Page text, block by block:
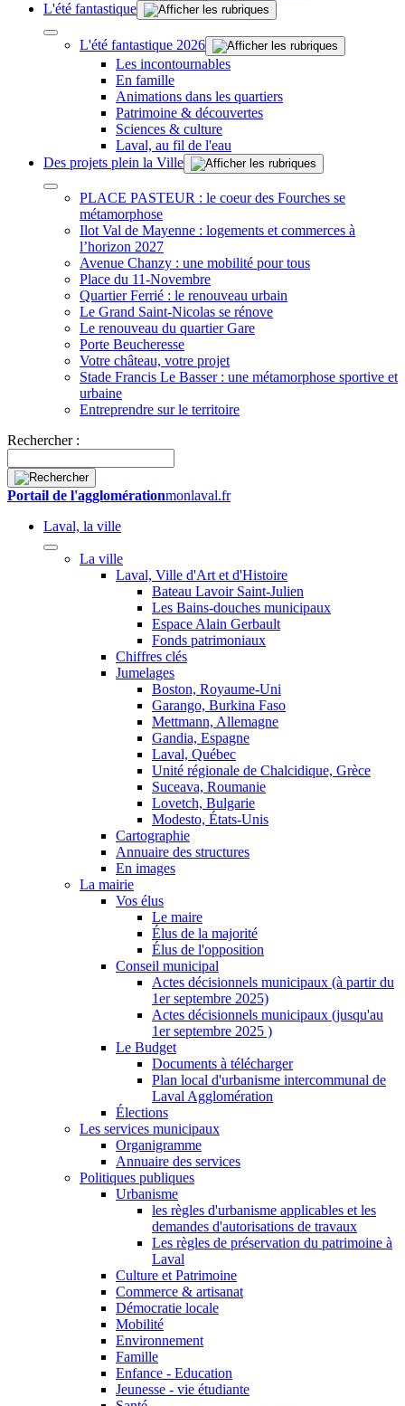
L'été fantastique
L'été fantastique 2026
Les incontournables
En famille
Animations dans les quartiers
Patrimoine & découvertes
Sciences & culture
Laval, au fil de l'eau
Des projets plein la Ville
PLACE PASTEUR : le coeur des Fourches se
métamorphose
Ilot Val de Mayenne : logements et commerces à
l’horizon 2027
Avenue Chanzy : une mobilité pour tous
Place du 11-Novembre
Quartier Ferrié : le renouveau urbain
Le Grand Saint-Nicolas se rénove
Le renouveau du quartier Gare
Porte Beucheresse
Votre château, votre projet
Stade Francis Le Basser : une métamorphose sportive et
urbaine
Entreprendre sur le territoire
Rechercher :
Portail de l'agglomérationmonlaval.fr
Laval, la ville
La ville
Laval, Ville d'Art et d'Histoire
Bateau Lavoir Saint-Julien
Les Bains-douches municipaux
Espace Alain Gerbault
Fonds patrimoniaux
Chiffres clés
Jumelages
Boston, Royaume-Uni
Garango, Burkina Faso
Mettmann, Allemagne
Gandia, Espagne
Laval, Québec
Unité régionale de Chalcidique, Grèce
Suceava, Roumanie
Lovetch, Bulgarie
Modesto, États-Unis
Cartographie
Annuaire des structures
En images
La mairie
Vos élus
Le maire
Élus de la majorité
Élus de l'opposition
Conseil municipal
Actes décisionnels municipaux (à partir du
1er septembre 2025)
Actes décisionnels municipaux (jusqu'au
1er septembre 2025 )
Le Budget
Documents à télécharger
Plan local d'urbanisme intercommunal de
Laval Agglomération
Élections
Les services municipaux
Organigramme
Annuaire des services
Politiques publiques
Urbanisme
les règles d'urbanisme applicables et les
demandes d'autorisations de travaux
Les règles de préservation du patrimoine à
Laval
Culture et Patrimoine
Commerce & artisanat
Démocratie locale
Mobilité
Environnement
Famille
Enfance - Education
Jeunesse - vie étudiante